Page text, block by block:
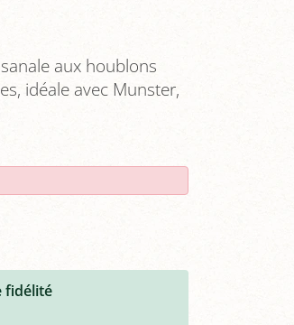
aux houblons
idéale avec Munster,
fidélité